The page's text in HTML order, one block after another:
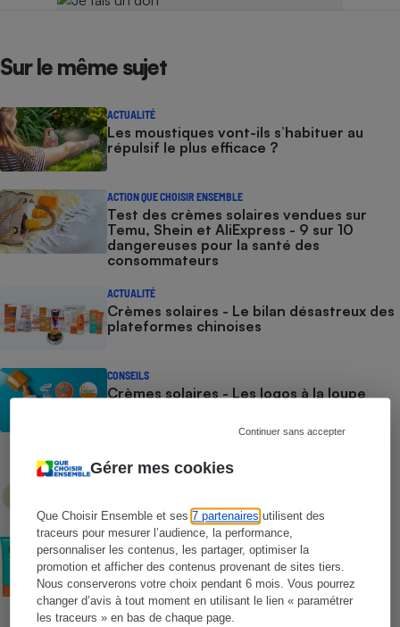
Gérer mes cookies
Que Choisir Ensemble et ses7 partenaires utilisent des
traceurs pour mesurer l’audience, la performance,
personnaliser les contenus, les partager, optimiser la
promotion et afficher des contenus provenant de sites tiers.
Nous conserverons votre choix pendant 6 mois. Vous pourrez
changer d’avis à tout moment en utilisant le lien « paramétrer
les traceurs » en bas de chaque page.
Continuer sans accepter
Sur le même sujet
ACTUALITÉ
Les moustiques vont-ils s’habituer au
répulsif le plus efficace ?
ACTION QUE CHOISIR ENSEMBLE
Test des crèmes solaires vendues sur
Temu, Shein et AliExpress - 9 sur 10
dangereuses pour la santé des
consommateurs
ACTUALITÉ
Crèmes solaires - Le bilan désastreux des
plateformes chinoises
CONSEILS
Crèmes solaires - Les logos à la loupe
Crèmes solaires - Le protocole
COMMENT NOUS TESTONS
Crèmes solaires visage - Le protocole